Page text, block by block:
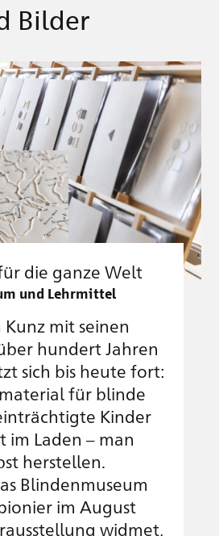
Bilder
die ganze Welt
und Lehrmittel
mit seinen
hundert Jahren
sich bis heute fort:
für blinde
Kinder
im Laden – man
herstellen.
Blindenmuseum
im August
widmet,